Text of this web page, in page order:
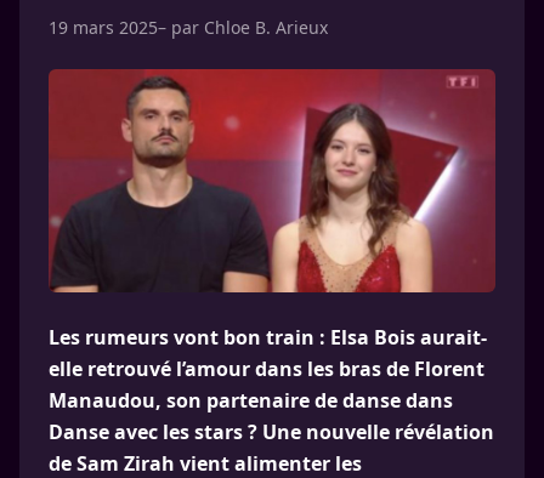
19 mars 2025– par Chloe B. Arieux
Les rumeurs vont bon train : Elsa Bois aurait-
elle retrouvé l’amour dans les bras de Florent
Manaudou, son partenaire de danse dans
Danse avec les stars ? Une nouvelle révélation
de Sam Zirah vient alimenter les